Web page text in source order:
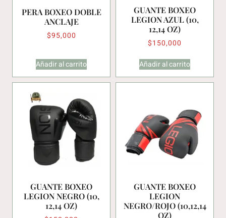
PERA BOXEO DOBLE
ANCLAJE
$95,000
Añadir al carrito
GUANTE BOXEO
LEGION AZUL (10,
12,14 OZ)
$150,000
Añadir al carrito
GUANTE BOXEO
LEGION NEGRO (10,
12,14 OZ)
GUANTE BOXEO
LEGION
NEGRO/ROJO (10,12,14
OZ)